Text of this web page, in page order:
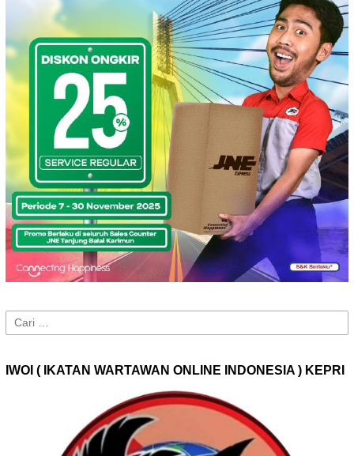
Cari
untuk:
IWOI ( IKATAN WARTAWAN ONLINE INDONESIA ) KEPRI